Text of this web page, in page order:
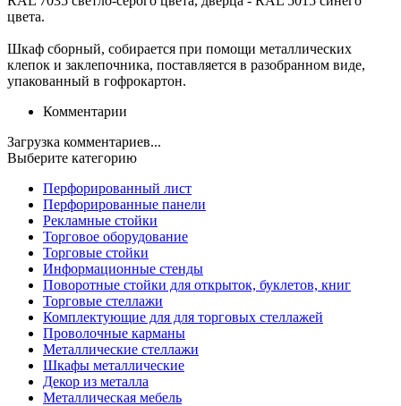
цвета.
Шкаф сборный, собирается при помощи металлических
клепок и заклепочника, поставляется в разобранном виде,
упакованный в гофрокартон.
Комментарии
Загрузка комментариев...
Выберите категорию
Перфорированный лист
Перфорированные панели
Рекламные стойки
Торговое оборудование
Торговые стойки
Информационные стенды
Поворотные стойки для открыток, буклетов, книг
Торговые стеллажи
Комплектующие для для торговых стеллажей
Проволочные карманы
Металлические стеллажи
Шкафы металлические
Декор из металла
Металлическая мебель